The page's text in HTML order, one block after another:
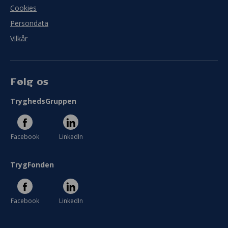
Cookies
Persondata
Vilkår
Følg os
TryghedsGruppen
Facebook LinkedIn
TrygFonden
Facebook LinkedIn